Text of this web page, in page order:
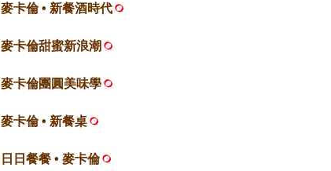
麥卡倫 • 新餐酒時代
麥卡倫甜蜜新浪潮
麥卡倫團圓美味學
麥卡倫 • 新餐桌
日日餐餐 • 麥卡倫